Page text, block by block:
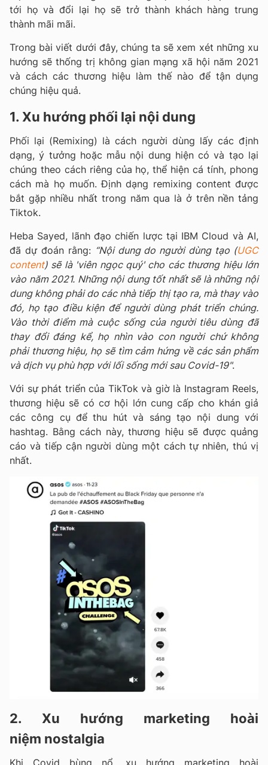
tới họ và đổi lại họ sẽ trở thành khách hàng trung
thành mãi mãi.
Trong bài viết dưới đây, chúng ta sẽ xem xét những xu
hướng sẽ thống trị không gian mạng xã hội năm 2021
và cách các thương hiệu làm thế nào để tận dụng
chúng hiệu quả.
1. Xu hướng phối lại nội dung
Phối lại (Remixing) là cách người dùng lấy các định
dạng, ý tưởng hoặc mẫu nội dung hiện có và tạo lại
chúng theo cách riêng của họ, thể hiện cá tính, phong
cách mà họ muốn. Định dạng remixing content được
bắt gặp nhiều nhất trong năm qua là ở trên nền tảng
Tiktok.
Heba Sayed, lãnh đạo chiến lược tại IBM Cloud và AI,
đã dự đoán rằng: “Nội dung do người dùng tạo (UGC
content) sẽ là 'viên ngọc quý' cho các thương hiệu lớn
vào năm 2021. Những nội dung tốt nhất sẽ là những nội
dung không phải do các nhà tiếp thị tạo ra, mà thay vào
đó, họ tạo điều kiện để người dùng phát triển chúng.
Vào thời điểm mà cuộc sống của người tiêu dùng đã
thay đổi đáng kể, họ nhìn vào con người chứ không
phải thương hiệu, họ sẽ tìm cảm hứng về các sản phẩm
và dịch vụ phù hợp với lối sống mới sau Covid-19".
Với sự phát triển của TikTok và giờ là Instagram Reels,
thương hiệu sẽ có cơ hội lớn cung cấp cho khán giả
các công cụ để thu hút và sáng tạo nội dung với
hashtag. Bằng cách này, thương hiệu sẽ được quảng
cáo và tiếp cận người dùng một cách tự nhiên, thú vị
nhất.
2. Xu hướng marketing hoài
niệm nostalgia
Khi Covid bùng nổ, xu hướng marketing hoài